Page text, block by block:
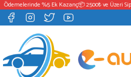
%5 Ek Kazanç📦 2500₺ ve Üzeri